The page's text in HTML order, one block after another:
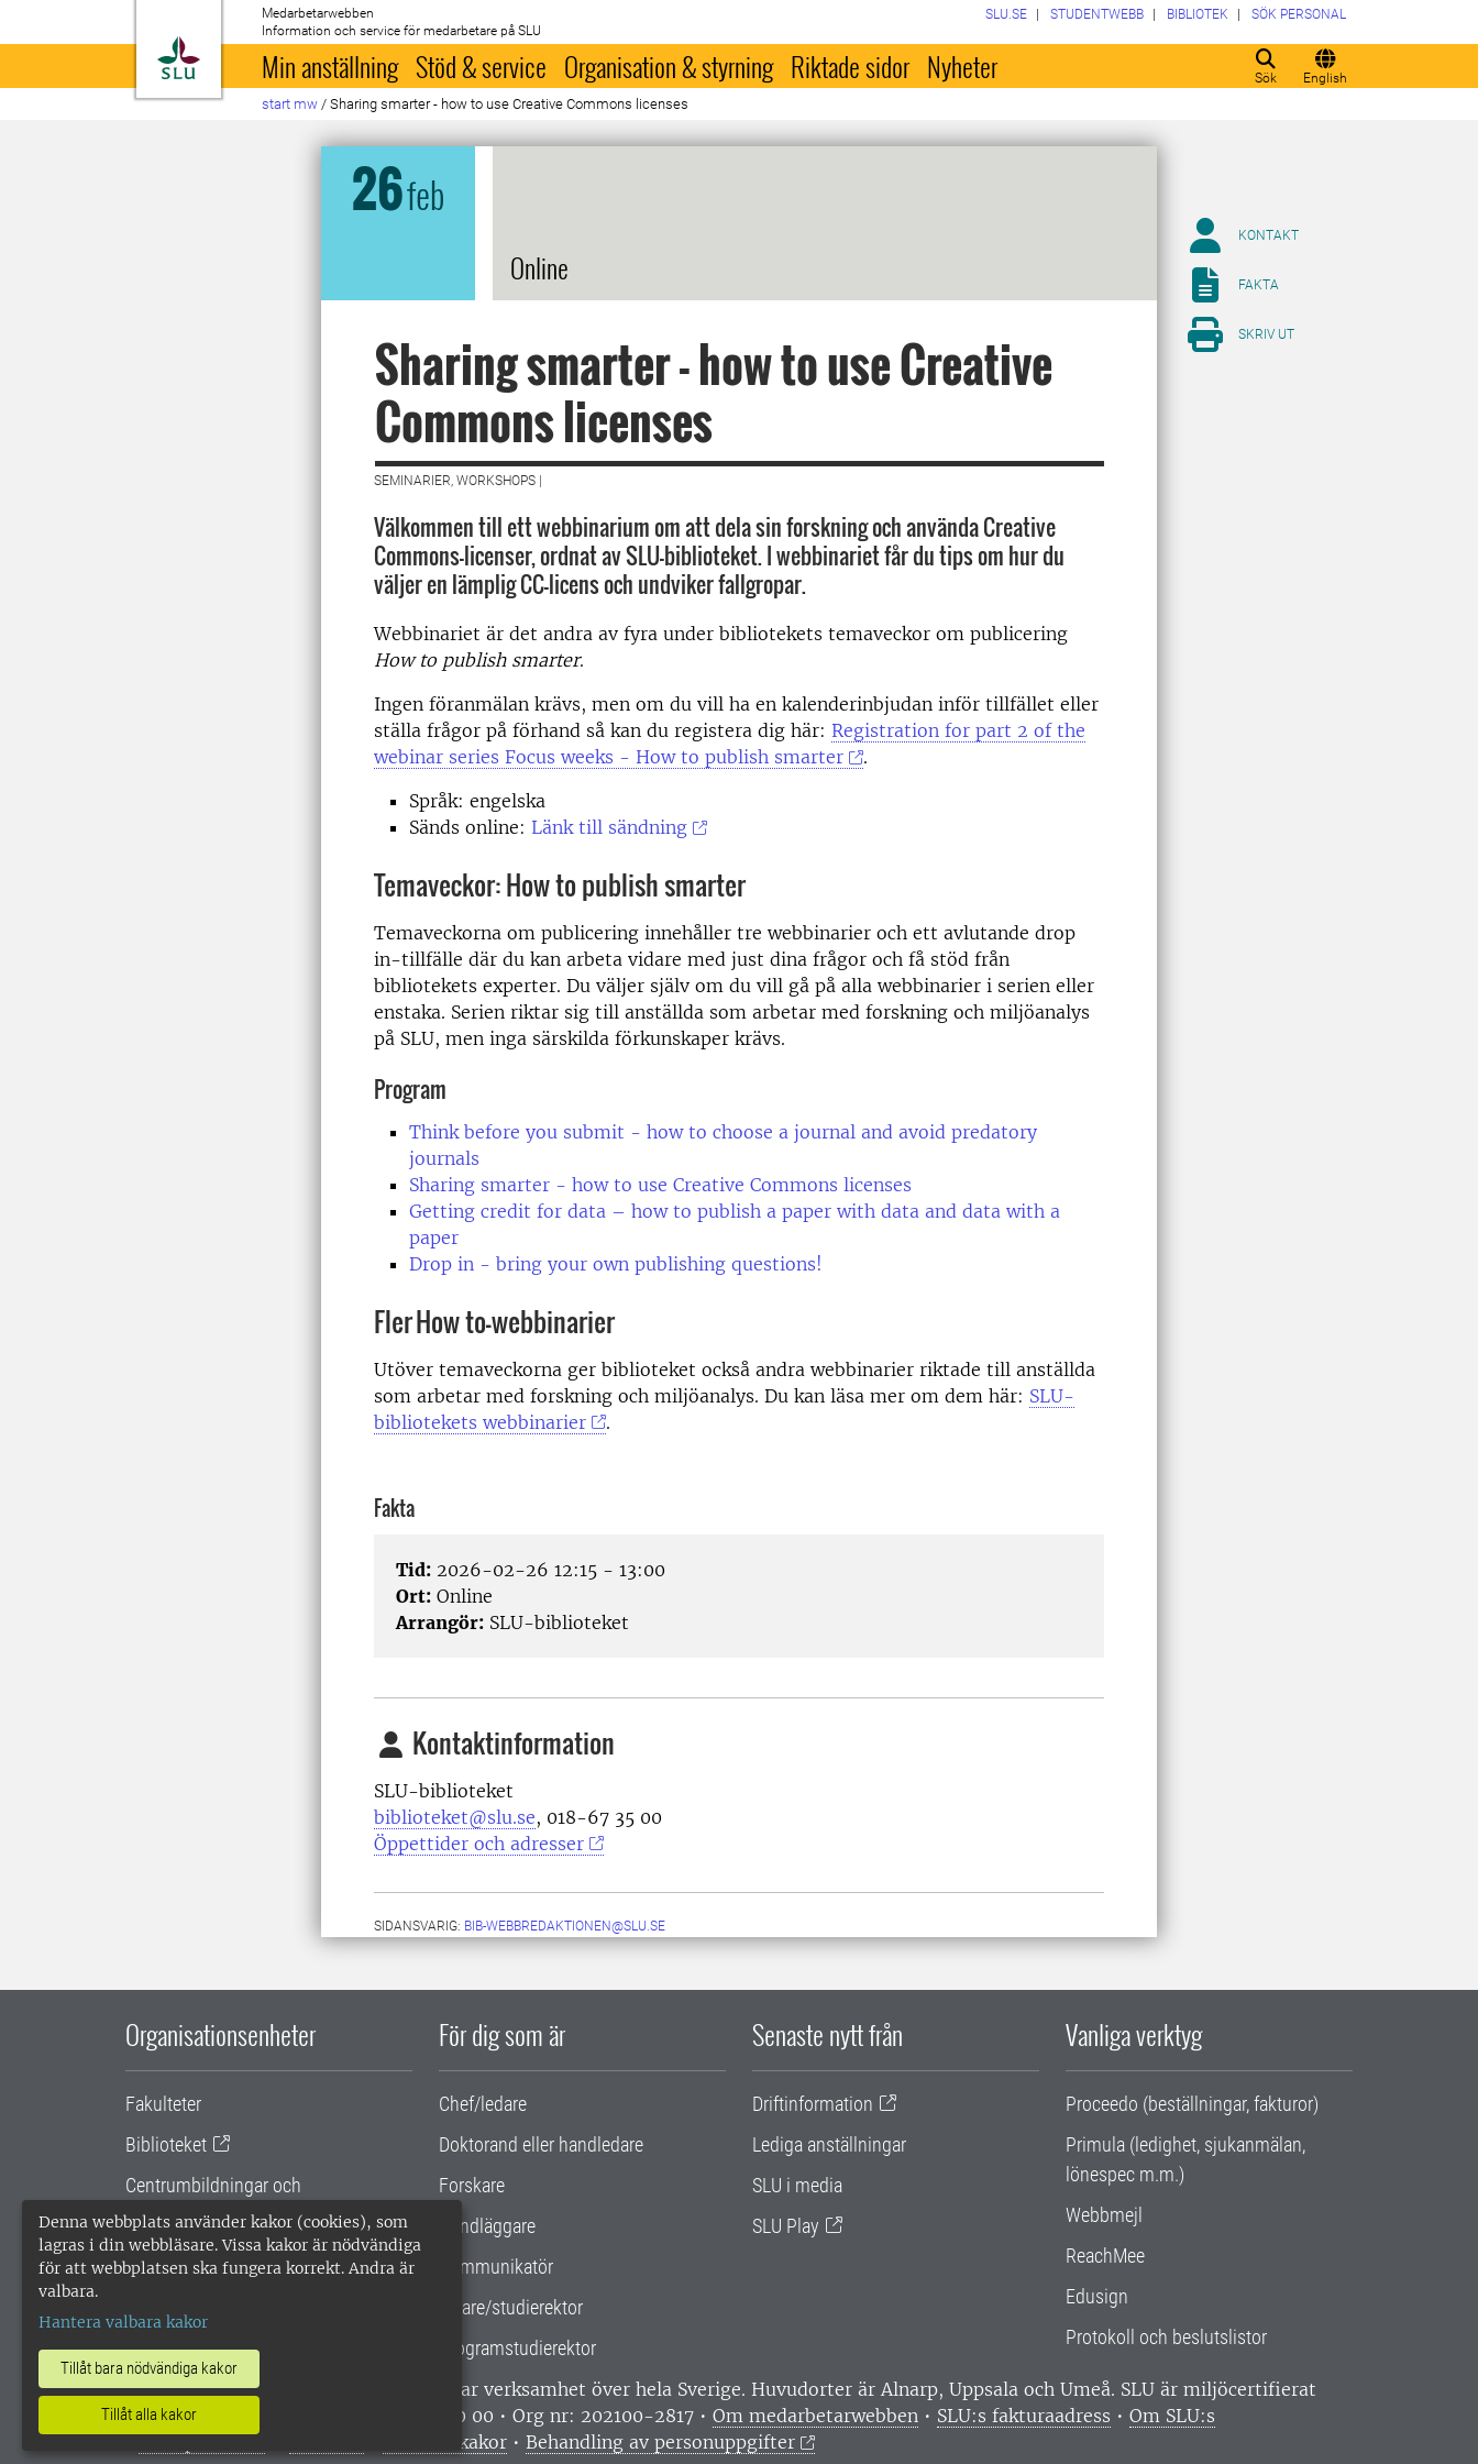
Denna webbplats använder kakor (cookies), som
lagras i din webbläsare. Vissa kakor är nödvändiga
för att webbplatsen ska fungera korrekt. Andra är
valbara.
Hantera valbara kakor
Tillåt bara nödvändiga kakor
Tillåt alla kakor
Till startsida
Medarbetarwebben
Information och service för medarbetare på SLU
Sök English
SLU.SE STUDENTWEBB BIBLIOTEK SÖK PERSONAL
Min anställning Stöd & service Organisation & styrning Riktade sidor Nyheter
start mw / Sharing smarter - how to use Creative Commons licenses
26feb
Online
Sharing smarter - how to use Creative
Commons licenses
SEMINARIER, WORKSHOPS |
Välkommen till ett webbinarium om att dela sin forskning och använda Creative
Commons-licenser, ordnat av SLU-biblioteket. I webbinariet får du tips om hur du
väljer en lämplig CC-licens och undviker fallgropar.
Webbinariet är det andra av fyra under bibliotekets temaveckor om publicering
How to publish smarter.
Ingen föranmälan krävs, men om du vill ha en kalenderinbjudan inför tillfället eller
ställa frågor på förhand så kan du registera dig här: Registration for part 2 of the
webinar series Focus weeks - How to publish smarter
.
Språk: engelska
Sänds online: Länk till sändning
Temaveckor: How to publish smarter
Temaveckorna om publicering innehåller tre webbinarier och ett avlutande drop
in-tillfälle där du kan arbeta vidare med just dina frågor och få stöd från
bibliotekets experter. Du väljer själv om du vill gå på alla webbinarier i serien eller
enstaka. Serien riktar sig till anställda som arbetar med forskning och miljöanalys
på SLU, men inga särskilda förkunskaper krävs.
Program
Think before you submit - how to choose a journal and avoid predatory
journals
Sharing smarter - how to use Creative Commons licenses
Getting credit for data – how to publish a paper with data and data with a
paper
Drop in - bring your own publishing questions!
Fler How to-webbinarier
Utöver temaveckorna ger biblioteket också andra webbinarier riktade till anställda
som arbetar med forskning och miljöanalys. Du kan läsa mer om dem här: SLU-
bibliotekets webbinarier
.
Fakta
Tid: 2026-02-26 12:15 - 13:00
Ort: Online
Arrangör: SLU-biblioteket
Kontaktinformation
SLU-biblioteket
biblioteket@slu.se, 018-67 35 00
Öppettider och adresser
SIDANSVARIG: BIB-WEBBREDAKTIONEN@SLU.SE
KONTAKT
FAKTA
SKRIV UT
Organisationsenheter
Fakulteter
Biblioteket
Centrumbildningar och
samarbetsprojekt
Gemensamma verksamhetsstödet
För dig som är
Chef/ledare
Doktorand eller handledare
Forskare
Handläggare
Kommunikatör
Lärare/studierektor
Programstudierektor
Senaste nytt från
Driftinformation
Lediga anställningar
SLU i media
SLU Play
Vanliga verktyg
Proceedo (beställningar, fakturor)
Primula (ledighet, sjukanmälan,
lönespec m.m.)
Webbmejl
ReachMee
Edusign
Protokoll och beslutslistor
SLU, Sveriges lantbruksuniversitet, har verksamhet över hela Sverige. Huvudorter är Alnarp, Uppsala och Umeå. SLU är miljöcertifierat
enligt ISO 14001. •
Telefon: 018-67 10 00 • Org nr: 202100-2817 • Om medarbetarwebben • SLU:s fakturaadress • Om SLU:s
Hantera kakor •Behandling av personuppgifter